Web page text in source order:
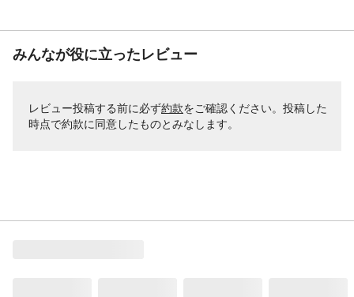
みんなが役に立ったレビュー
レビュー投稿する前に必ず約款をご確認ください。投稿した
時点で約款に同意したものとみなします。